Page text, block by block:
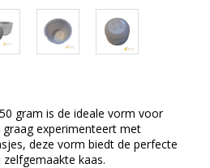
gram is de ideale vorm voor
experimenteert met
deze vorm biedt de perfecte
kaas.